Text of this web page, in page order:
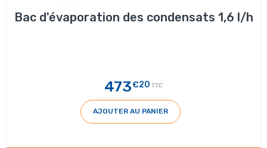
Bac d'évaporation des condensats 1,6 l/h
473€20 TTC
AJOUTER AU PANIER